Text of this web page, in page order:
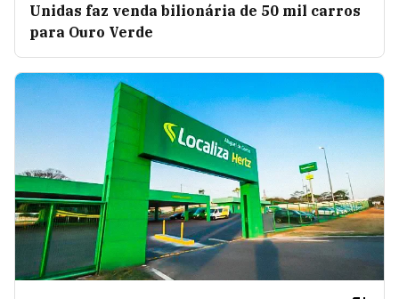
Unidas faz venda bilionária de 50 mil carros
para Ouro Verde